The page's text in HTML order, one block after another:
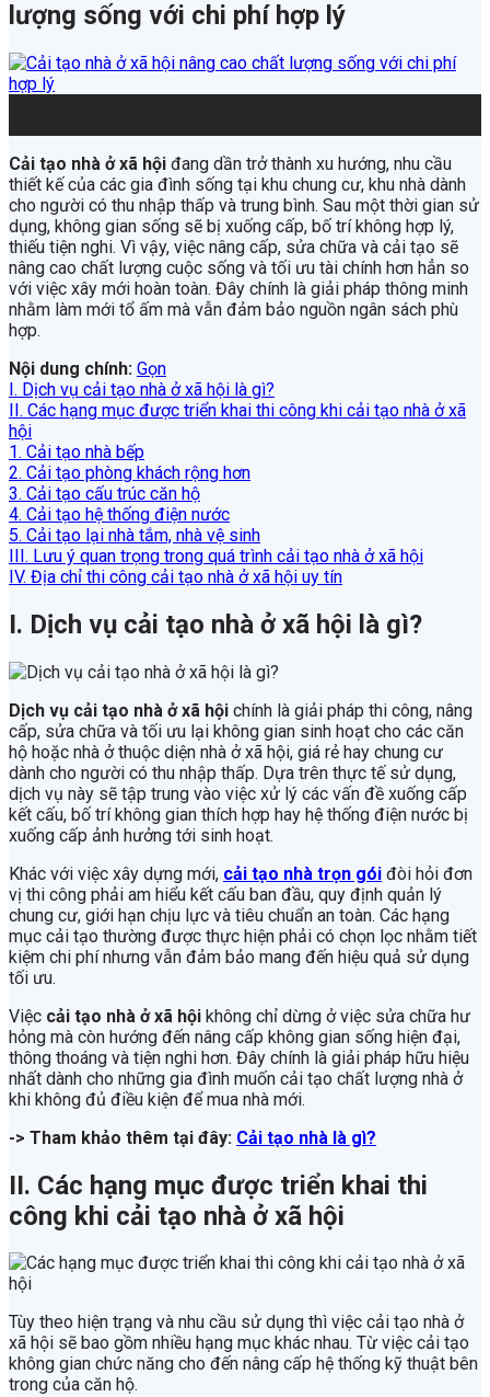
lượng sống với chi phí hợp lý
Cải tạo nhà ở xã hội đang dần trở thành xu hướng, nhu cầu
thiết kế của các gia đình sống tại khu chung cư, khu nhà dành
cho người có thu nhập thấp và trung bình. Sau một thời gian sử
dụng, không gian sống sẽ bị xuống cấp, bố trí không hợp lý,
thiếu tiện nghi. Vì vậy, việc nâng cấp, sửa chữa và cải tạo sẽ
nâng cao chất lượng cuộc sống và tối ưu tài chính hơn hẳn so
với việc xây mới hoàn toàn. Đây chính là giải pháp thông minh
nhằm làm mới tổ ấm mà vẫn đảm bảo nguồn ngân sách phù
hợp.
Nội dung chính: Gọn
I. Dịch vụ cải tạo nhà ở xã hội là gì?
II. Các hạng mục được triển khai thi công khi cải tạo nhà ở xã
hội
1. Cải tạo nhà bếp
2. Cải tạo phòng khách rộng hơn
3. Cải tạo cấu trúc căn hộ
4. Cải tạo hệ thống điện nước
5. Cải tạo lại nhà tắm, nhà vệ sinh
III. Lưu ý quan trọng trong quá trình cải tạo nhà ở xã hội
IV. Địa chỉ thi công cải tạo nhà ở xã hội uy tín
I. Dịch vụ cải tạo nhà ở xã hội là gì?
Dịch vụ cải tạo nhà ở xã hội chính là giải pháp thi công, nâng
cấp, sửa chữa và tối ưu lại không gian sinh hoạt cho các căn
hộ hoặc nhà ở thuộc diện nhà ở xã hội, giá rẻ hay chung cư
dành cho người có thu nhập thấp. Dựa trên thực tế sử dụng,
dịch vụ này sẽ tập trung vào việc xử lý các vấn đề xuống cấp
kết cấu, bố trí không gian thích hợp hay hệ thống điện nước bị
xuống cấp ảnh hưởng tới sinh hoạt.
Khác với việc xây dựng mới, cải tạo nhà trọn gói đòi hỏi đơn
vị thi công phải am hiểu kết cấu ban đầu, quy định quản lý
chung cư, giới hạn chịu lực và tiêu chuẩn an toàn. Các hạng
mục cải tạo thường được thực hiện phải có chọn lọc nhằm tiết
kiệm chi phí nhưng vẫn đảm bảo mang đến hiệu quả sử dụng
tối ưu.
Việc cải tạo nhà ở xã hội không chỉ dừng ở việc sửa chữa hư
hỏng mà còn hướng đến nâng cấp không gian sống hiện đại,
thông thoáng và tiện nghi hơn. Đây chính là giải pháp hữu hiệu
nhất dành cho những gia đình muốn cải tạo chất lượng nhà ở
khi không đủ điều kiện để mua nhà mới.
-> Tham khảo thêm tại đây: Cải tạo nhà là gì?
II. Các hạng mục được triển khai thi
công khi cải tạo nhà ở xã hội
Tùy theo hiện trạng và nhu cầu sử dụng thì việc cải tạo nhà ở
xã hội sẽ bao gồm nhiều hạng mục khác nhau. Từ việc cải tạo
không gian chức năng cho đến nâng cấp hệ thống kỹ thuật bên
trong của căn hộ.